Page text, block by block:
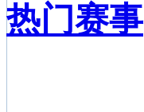
热门赛事